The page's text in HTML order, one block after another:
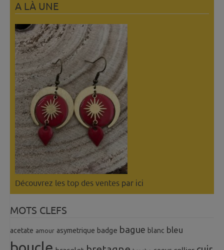
A LÀ UNE
Découvrez les top des ventes par ici
MOTS CLEFS
acetate amour asymetrique badge bague blanc bleu